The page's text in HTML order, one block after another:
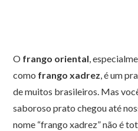
O frango oriental,
como frango xadrez, é um
de muitos brasileiros. Mas
saboroso prato chegou até
nome “frango xadrez” não é